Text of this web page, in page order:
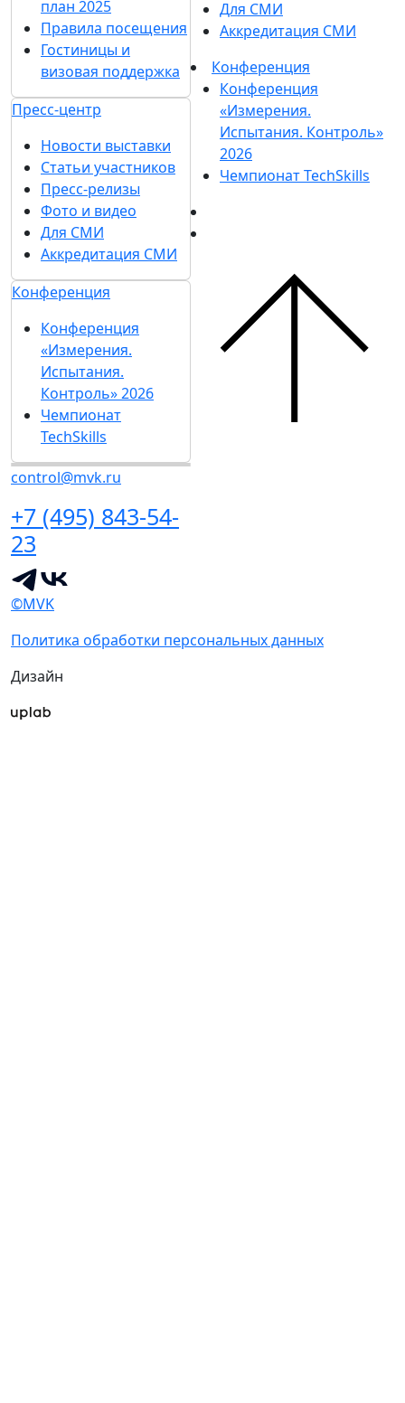
план 2025
Правила посещения
Гостиницы и
визовая поддержка
Пресс-центр
Новости выставки
Статьи участников
Пресс-релизы
Фото и видео
Для СМИ
Аккредитация СМИ
Конференция
Конференция
«Измерения.
Испытания.
Контроль» 2026
Чемпионат
TechSkills
control@mvk.ru
+7 (495) 843-54-
23
Для СМИ
Аккредитация СМИ
Конференция
Конференция
«Измерения.
Испытания. Контроль»
2026
Чемпионат TechSkills
©MVK
Политика обработки персональных данных
Дизайн